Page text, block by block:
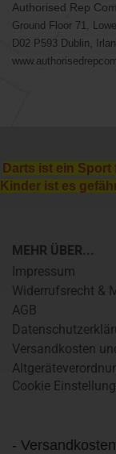
Authorised Rep
Ground Floor 71,
D02 P593 Dublin,
Darts ist ein
Kinder ist es
MEHR ÜBER...
Impressum
Widerrufsrecht &
AGB
Versandkosten
Cookie
-